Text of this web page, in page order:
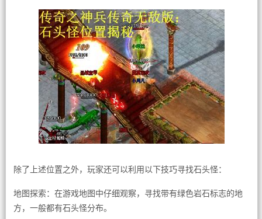
除了上述位置之外，玩家还可以利用以下技巧寻找石头怪：
地图探索：在游戏地图中仔细观察，寻找带有绿色岩石标志的地
方，一般都有石头怪分布。